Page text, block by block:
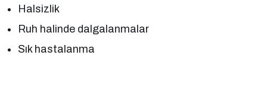
Halsizlik
Ruh halinde dalgalanmalar
Sık hastalanma